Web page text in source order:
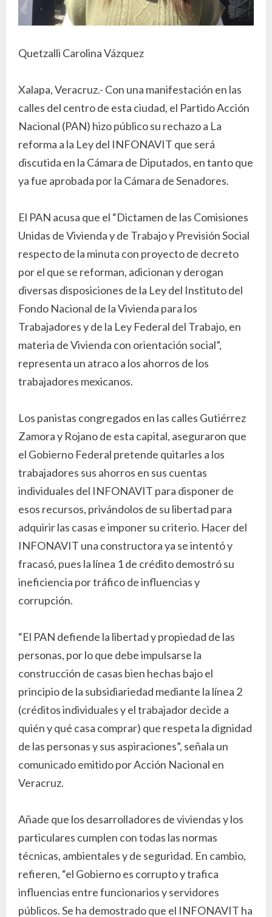
Quetzalli Carolina Vázquez
Xalapa, Veracruz.- Con una manifestación en las
calles del centro de esta ciudad, el Partido Acción
Nacional (PAN) hizo público su rechazo a La
reforma a la Ley del INFONAVIT que será
discutida en la Cámara de Diputados, en tanto que
ya fue aprobada por la Cámara de Senadores.
El PAN acusa que el “Dictamen de las Comisiones
Unidas de Vivienda y de Trabajo y Previsión Social
respecto de la minuta con proyecto de decreto
por el que se reforman, adicionan y derogan
diversas disposiciones de la Ley del Instituto del
Fondo Nacional de la Vivienda para los
Trabajadores y de la Ley Federal del Trabajo, en
materia de Vivienda con orientación social”,
representa un atraco a los ahorros de los
trabajadores mexicanos.
Los panistas congregados en las calles Gutiérrez
Zamora y Rojano de esta capital, aseguraron que
el Gobierno Federal pretende quitarles a los
trabajadores sus ahorros en sus cuentas
individuales del INFONAVIT para disponer de
esos recursos, privándolos de su libertad para
adquirir las casas e imponer su criterio. Hacer del
INFONAVIT una constructora ya se intentó y
fracasó, pues la línea 1 de crédito demostró su
ineficiencia por tráfico de influencias y
corrupción.
“El PAN defiende la libertad y propiedad de las
personas, por lo que debe impulsarse la
construcción de casas bien hechas bajo el
principio de la subsidiariedad mediante la línea 2
(créditos individuales y el trabajador decide a
quién y qué casa comprar) que respeta la dignidad
de las personas y sus aspiraciones”, señala un
comunicado emitido por Acción Nacional en
Veracruz.
Añade que los desarrolladores de viviendas y los
particulares cumplen con todas las normas
técnicas, ambientales y de seguridad. En cambio,
refieren, “el Gobierno es corrupto y trafica
influencias entre funcionarios y servidores
públicos. Se ha demostrado que el INFONAVIT ha